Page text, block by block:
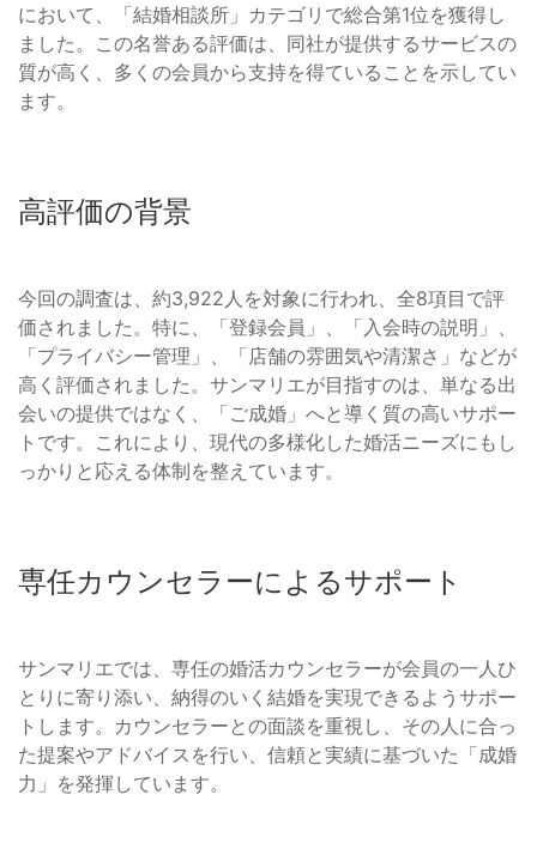
において、「結婚相談所」カテゴリで総合第1位を獲得し
ました。この名誉ある評価は、同社が提供するサービスの
質が高く、多くの会員から支持を得ていることを示してい
ます。
高評価の背景
今回の調査は、約3,922人を対象に行われ、全8項目で評
価されました。特に、「登録会員」、「入会時の説明」、
「プライバシー管理」、「店舗の雰囲気や清潔さ」などが
高く評価されました。サンマリエが目指すのは、単なる出
会いの提供ではなく、「ご成婚」へと導く質の高いサポー
トです。これにより、現代の多様化した婚活ニーズにもし
っかりと応える体制を整えています。
専任カウンセラーによるサポート
サンマリエでは、専任の婚活カウンセラーが会員の一人ひ
とりに寄り添い、納得のいく結婚を実現できるようサポー
トします。カウンセラーとの面談を重視し、その人に合っ
た提案やアドバイスを行い、信頼と実績に基づいた「成婚
力」を発揮しています。